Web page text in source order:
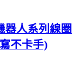
人系列線
不卡手)